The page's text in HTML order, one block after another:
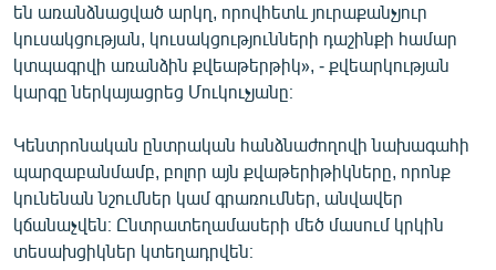
են առանձնացված արկղ, որովհետև յուրաքանչյուր
կուսակցության, կուսակցությունների դաշինքի համար
կտպագրվի առանձին քվեաթերթիկ», - քվեարկության
կարգը ներկայացրեց Մուկուչյանը։
Կենտրոնական ընտրական հանձնաժողովի նախագահի
պարզաբանմամբ, բոլոր այն քվաթերիթիկները, որոնք
կունենան նշումներ կամ գրառումներ, անվավեր
կճանաչվեն։ Ընտրատեղամասերի մեծ մասում կրկին
տեսախցիկներ կտեղադրվեն։